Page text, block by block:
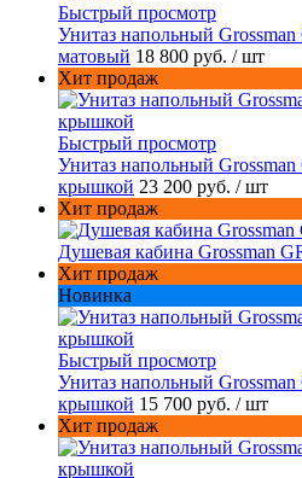
Быстрый просмотр
Унитаз напольный
матовый 18 800 руб. / шт
Хит продаж
Быстрый просмотр
Унитаз напольный Grossman
крышкой 23 200 руб. / шт
Хит продаж
Душевая кабина Grossman
Хит продаж
Новинка
Быстрый просмотр
Унитаз напольный Grossman
крышкой 15 700 руб. / шт
Хит продаж